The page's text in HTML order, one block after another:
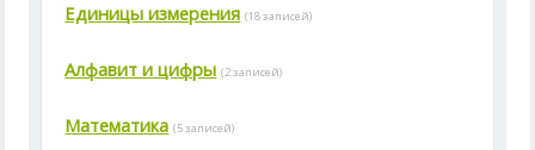
Единицы измерения (18 записей)
Алфавит и цифры (2 записей)
Математика (5 записей)